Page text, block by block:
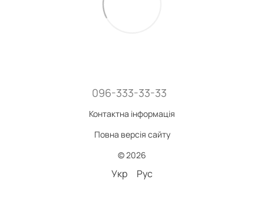
096-333-33-33
Контактна інформація
Повна версія сайту
© 2026
Укр Рус